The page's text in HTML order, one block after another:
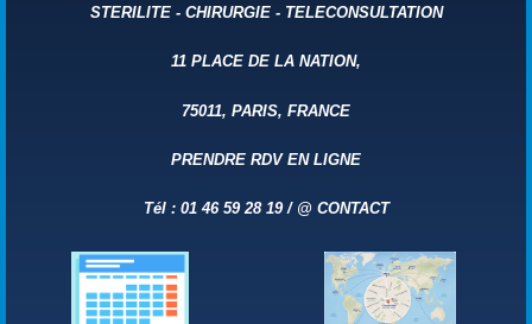
STERILITE- CHIRURGIE- TELECONSULTATION
11 PLACE DE LA NATION,
75011, PARIS, FRANCE
PRENDRE RDV EN LIGNE
Tél : 01 46 59 28 19 / @ CONTACT